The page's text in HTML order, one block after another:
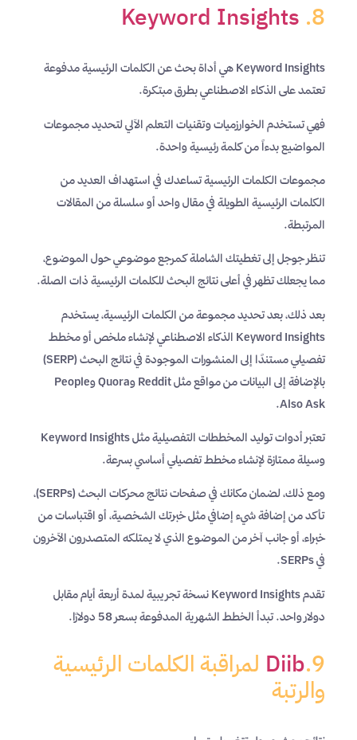
Keyword Insights .8
Keyword Insights هي أداة بحث عن الكلمات الرئيسية مدفوعة
تعتمد على الذكاء الاصطناعي بطرق مبتكرة.
فهي تستخدم الخوارزميات وتقنيات التعلم الآلي لتحديد مجموعات
المواضيع بدءاً من كلمة رئيسية واحدة.
مجموعات الكلمات الرئيسية تساعدك في استهداف العديد من
الكلمات الرئيسية الطويلة في مقال واحد أو سلسلة من المقالات
المرتبطة.
تنظر جوجل إلى تغطيتك الشاملة كمرجع موضوعي حول الموضوع،
مما يجعلك تظهر في أعلى نتائج البحث للكلمات الرئيسية ذات الصلة.
بعد ذلك، بعد تحديد مجموعة من الكلمات الرئيسية، يستخدم
Keyword Insights الذكاء الاصطناعي لإنشاء ملخص أو مخطط
تفصيلي مستندًا إلى المنشورات الموجودة في نتائج البحث (SERP)
بالإضافة إلى البيانات من مواقع مثل Reddit وQuora وPeople
Also Ask.
تعتبر أدوات توليد المخططات التفصيلية مثل Keyword Insights
وسيلة ممتازة لإنشاء مخطط تفصيلي أساسي بسرعة.
ومع ذلك، لضمان مكانك في صفحات نتائج محركات البحث (SERPs)،
تأكد من إضافة شيء إضافي مثل خبرتك الشخصية، أو اقتباسات من
خبراء، أو جانب آخر من الموضوع الذي لا يمتلكه المتصدرون الآخرون
في SERPs.
تقدم Keyword Insights نسخة تجريبية لمدة أربعة أيام مقابل
دولار واحد. تبدأ الخطط الشهرية المدفوعة بسعر 58 دولارًا.
9.
Diib لمراقبة الكلمات الرئيسية
والرتبة